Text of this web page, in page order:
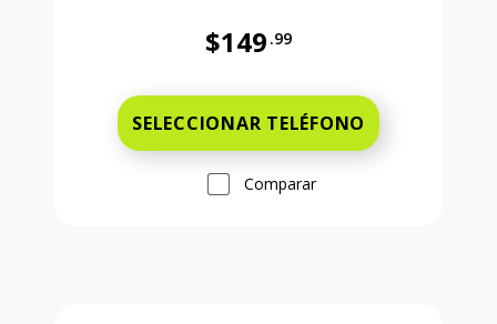
$149 .99
SELECCIONAR TELÉFONO
Comparar